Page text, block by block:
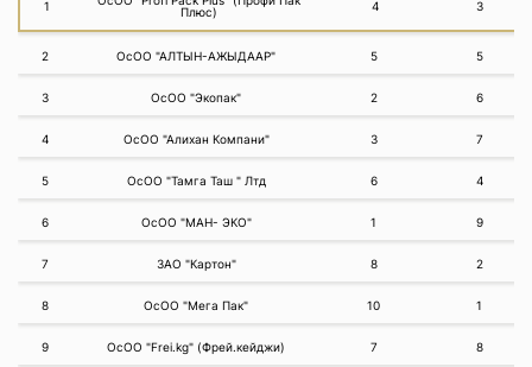
1
Плюс)
4 3
2 ОсОО "АЛТЫН-АЖЫДААР" 5 5
3 ОсОО "Экопак" 2 6
4 ОсОО "Алихан Компани" 3 7
5 ОсОО "Тамга Таш " Лтд 6 4
6 ОсОО "МАН- ЭКО" 1 9
7 ЗАО "Картон" 8 2
8 ОсОО "Мега Пак" 10 1
9 ОсОО "Frei.kg" (Фрей.кейджи) 7 8